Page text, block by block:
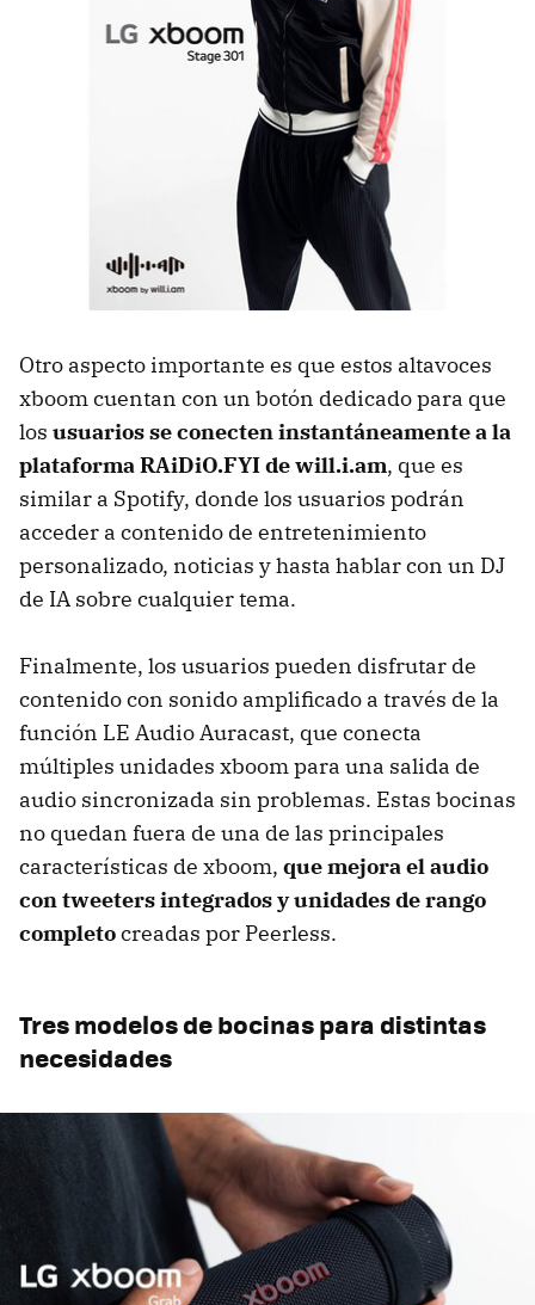
Otro aspecto importante es que estos altavoces
xboom cuentan con un botón dedicado para que
los usuarios se conecten instantáneamente a la
plataforma RAiDiO.FYI de will.i.am, que es
similar a Spotify, donde los usuarios podrán
acceder a contenido de entretenimiento
personalizado, noticias y hasta hablar con un DJ
de IA sobre cualquier tema.
Finalmente, los usuarios pueden disfrutar de
contenido con sonido amplificado a través de la
función LE Audio Auracast, que conecta
múltiples unidades xboom para una salida de
audio sincronizada sin problemas. Estas bocinas
no quedan fuera de una de las principales
características de xboom, que mejora el audio
con tweeters integrados y unidades de rango
completocreadas por Peerless.
Tres modelos de bocinas para distintas
necesidades